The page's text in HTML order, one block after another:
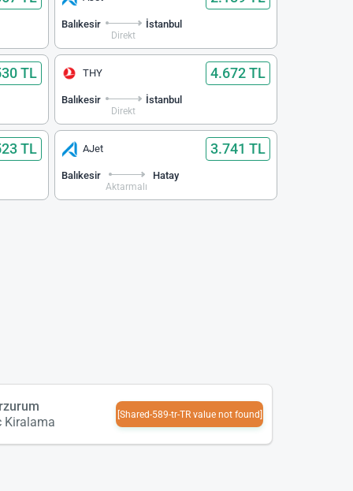
Balıkesir
Direkt
İstanbul
TL THY 4.672 TL
Balıkesir
Direkt
İstanbul
TL AJet 3.741 TL
Balıkesir
Aktarmalı
Hatay
Kiralama
[Shared-589-tr-TR value not found]